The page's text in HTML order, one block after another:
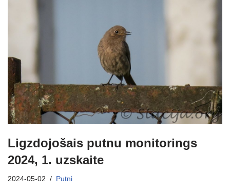
Ligzdojošais putnu monitorings
2024, 1. uzskaite
2024-05-02 Putni